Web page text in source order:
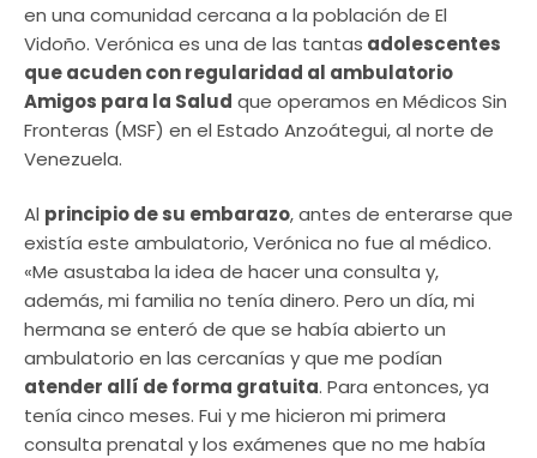
en una comunidad cercana a la población de El
Vidoño. Verónica es una de las tantas adolescentes
que acuden con regularidad al ambulatorio
Amigos para la Salud que operamos en Médicos Sin
Fronteras (MSF) en el Estado Anzoátegui, al norte de
Venezuela.
Al principio de su embarazo, antes de enterarse que
existía este ambulatorio, Verónica no fue al médico.
«Me asustaba la idea de hacer una consulta y,
además, mi familia no tenía dinero. Pero un día, mi
hermana se enteró de que se había abierto un
ambulatorio en las cercanías y que me podían
atender allí de forma gratuita. Para entonces, ya
tenía cinco meses. Fui y me hicieron mi primera
consulta prenatal y los exámenes que no me había